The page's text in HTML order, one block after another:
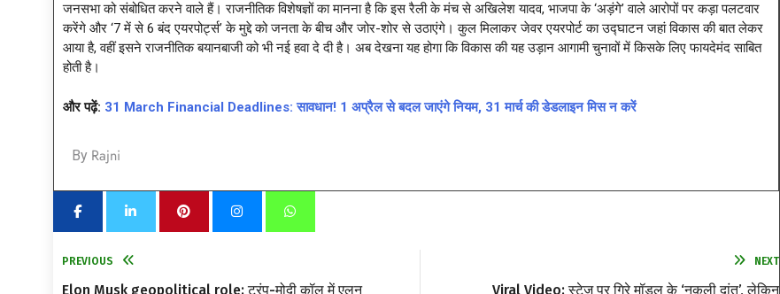
जनसभा को संबोधित करने वाले हैं। राजनीतिक विशेषज्ञों का मानना है कि इस रैली के मंच से अखिलेश यादव, भाजपा के ‘अड़ंगे’ वाले आरोपों पर कड़ा पलटवार
करेंगे और ‘7 में से 6 बंद एयरपोर्ट्स’ के मुद्दे को जनता के बीच और जोर-शोर से उठाएंगे। कुल मिलाकर जेवर एयरपोर्ट का उद्घाटन जहां विकास की बात लेकर
आया है, वहीं इसने राजनीतिक बयानबाजी को भी नई हवा दे दी है। अब देखना यह होगा कि विकास की यह उड़ान आगामी चुनावों में किसके लिए फायदेमंद साबित
होती है।
और पढ़ें: 31 March Financial Deadlines: सावधान! 1 अप्रैल से बदल जाएंगे नियम, 31 मार्च की डेडलाइन मिस न करें
By Rajni
PREVIOUS
Elon Musk geopolitical role: ट्रंप-मोदी कॉल में एलन
NEXT
Viral Video: स्टेज पर गिरे मॉडल के ‘नकली दांत’, लेकिन